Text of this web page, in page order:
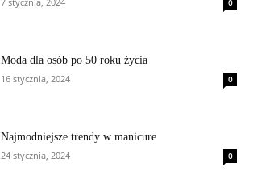
0
Moda dla osób po 50 roku życia
16 stycznia, 2024
0
Najmodniejsze trendy w manicure
24 stycznia, 2024
0